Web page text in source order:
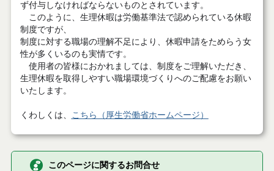
ず付与しなければならないものとされています。
このように、生理休暇は労働基準法で認められている休暇
制度ですが、
制度に対する職場の理解不足により、休暇申請をためらう女
性が多くいるのも実情です。
使用者の皆様におかれましては、制度をご理解いただき、
生理休暇を取得しやすい職場環境づくりへのご配慮をお願い
いたします。
くわしくは、 こちら（厚生労働省ホームページ）
このページに関するお問合せ